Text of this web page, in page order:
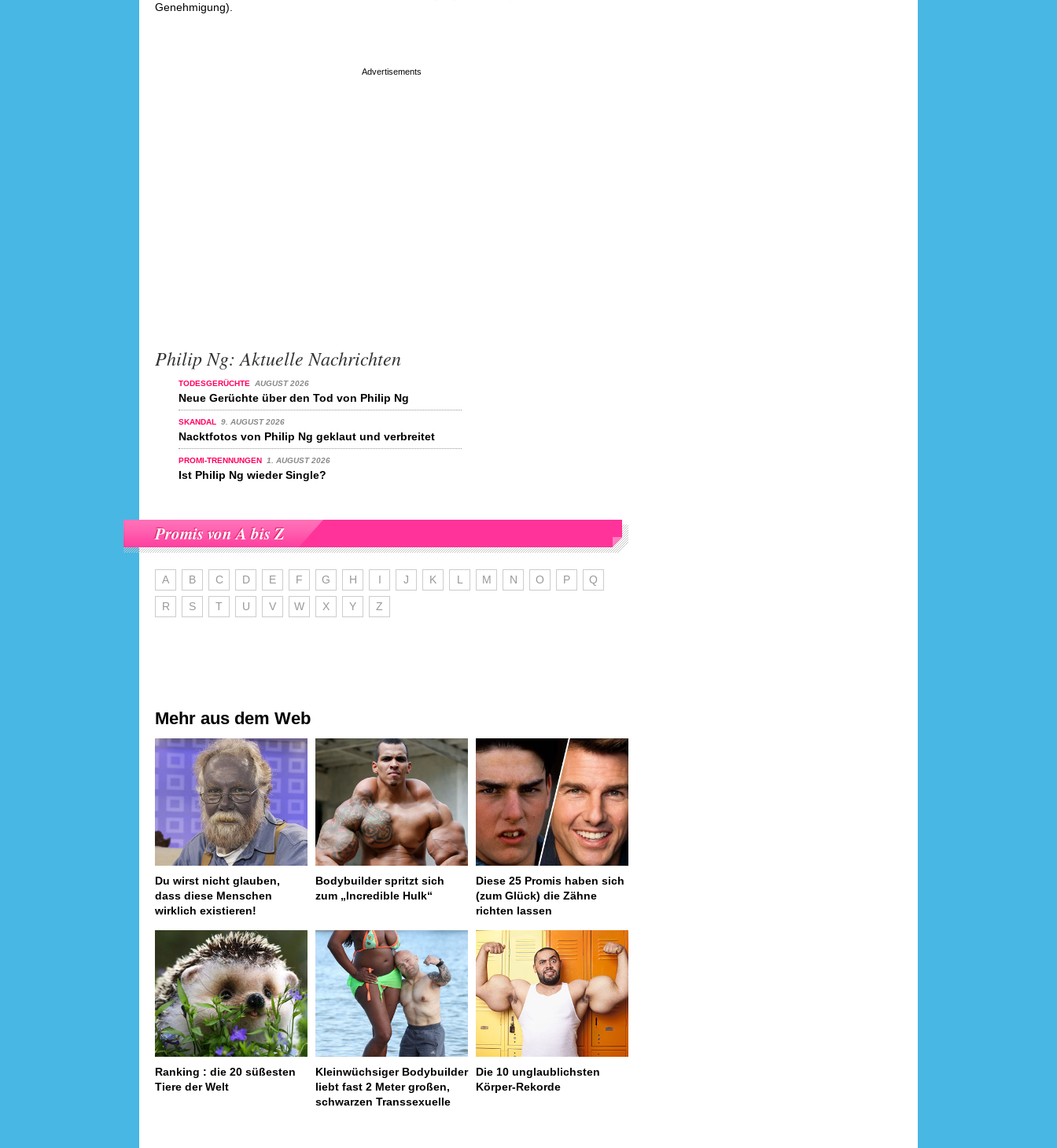
Genehmigung).
Philip Ng: Aktuelle Nachrichten
TODESGERÜCHTE AUGUST 2026
Neue Gerüchte über den Tod von Philip Ng
SKANDAL 9. AUGUST 2026
Nacktfotos von Philip Ng geklaut und verbreitet
PROMI-TRENNUNGEN 1. AUGUST 2026
Ist Philip Ng wieder Single?
Promis von A bis Z
A B C D E F G H I J K L M N O P Q
R S T U V W X Y Z
Mehr aus dem Web
Du wirst nicht glauben,
dass diese Menschen
wirklich existieren!
Bodybuilder spritzt sich
zum „Incredible Hulk“
Diese 25 Promis haben sich
(zum Glück) die Zähne
richten lassen
Ranking : die 20 süßesten
Tiere der Welt
Kleinwüchsiger Bodybuilder
liebt fast 2 Meter großen,
schwarzen Transsexuelle
Die 10 unglaublichsten
Körper-Rekorde